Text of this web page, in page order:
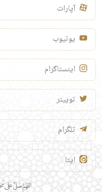
آپارات
یوتیوب
اینستاگرام
توییتر
تلگرام
ایتا